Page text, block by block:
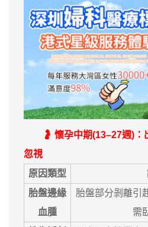
🤰 懷孕中期(13–27週)
忽視
原因類型
胎盤邊緣
血腫
胎盤部分剝離引
需